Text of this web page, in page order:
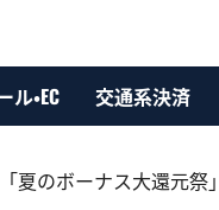
ル・EC 交通系決済
夏のボーナス大還元